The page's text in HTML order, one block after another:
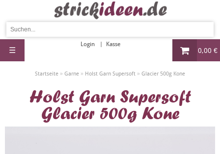
0,00 €
Login Kasse
☰
Startseite » Garne » Holst Garn Supersoft » Glacier 500g Kone
Holst Garn Supersoft
Glacier 500g Kone